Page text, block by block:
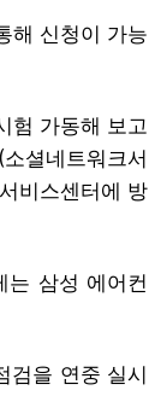
해 신청이 가능
험 가동해 보고
셜네트워크서
비스센터에 방
는 삼성 에어컨
검을 연중 실시